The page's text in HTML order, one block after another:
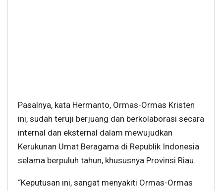
Pasalnya, kata Hermanto, Ormas-Ormas Kristen
ini, sudah teruji berjuang dan berkolaborasi secara
internal dan eksternal dalam mewujudkan
Kerukunan Umat Beragama di Republik Indonesia
selama berpuluh tahun, khususnya Provinsi Riau.
“Keputusan ini, sangat menyakiti Ormas-Ormas